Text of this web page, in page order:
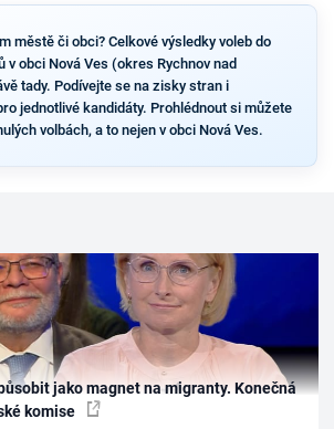
městě či obci? Celkové výsledky voleb do
obci Nová Ves (okres Rychnov nad
tady. Podívejte se na zisky stran i
jednotlivé kandidáty. Prohlédnout si můžete
volbách, a to nejen v obci Nová Ves.
jako magnet na migranty. Konečná
komise